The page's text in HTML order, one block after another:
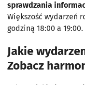
sprawdzania
Większość wydarzeń
godziną 18:00 a 19:00.
Jakie
Zobacz